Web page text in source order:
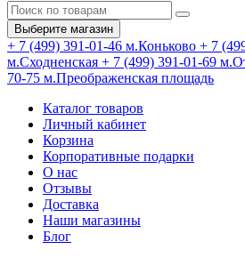
Выберите магазин
+ 7 (499) 391-01-46 м.Коньково + 7
м.Сходненская + 7 (499) 391-01-69
70-75 м.Преображенская площадь
Каталог товаров
Личный кабинет
Корзина
Корпоративные подарки
О нас
Отзывы
Доставка
Наши магазины
Блог